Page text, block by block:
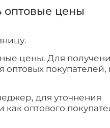
арт.
Леска
160₽
оптовые цены
цены. Для
оптовых
для уточнения
оптового